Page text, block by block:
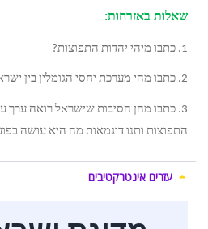
שאלות באזרחות:
1. כתבו מיהי יהדות התפוצות?
2. כתבו מהי מערכת יחסי הגומלין בין ישראל לבין יהדות התפוצות?
3. כתבו מהן הסיבות שישראל רואה ערך
התפוצות ותנו דוגמאות מה היא עושה
עזרים אינטרקטיבים